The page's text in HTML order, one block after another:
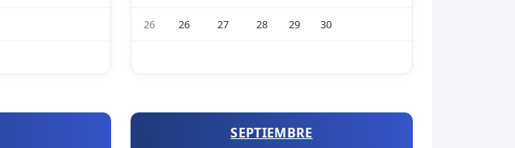
26 26 27 28 29 30
SEPTIEMBRE